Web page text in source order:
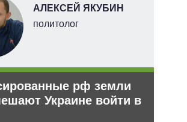
АЛЕКСЕЙ ЯКУБИН
политолог
рф земли
Украине войти в